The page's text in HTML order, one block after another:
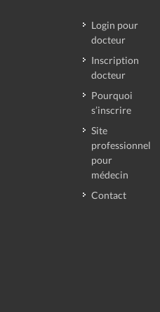
Login pour
docteur
Inscription
docteur
Pourquoi
s’inscrire
Site
professionnel
pour
médecin
Contact